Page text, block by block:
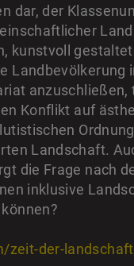
dar, der
kunstvoll
Landbevölkerung
anzuschließen,
Konflikt auf
Landschaft.
die Frage nach
inklusive
zeit-der-landschaft